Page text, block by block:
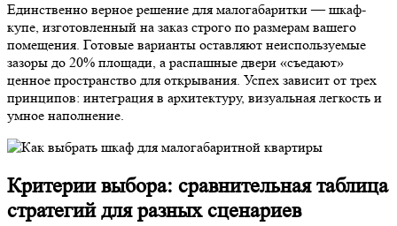
Единственно верное решение для малогабаритки — шкаф-
купе, изготовленный на заказ строго по размерам вашего
помещения. Готовые варианты оставляют неиспользуемые
зазоры до 20% площади, а распашные двери «съедают»
ценное пространство для открывания. Успех зависит от трех
принципов: интеграция в архитектуру, визуальная легкость и
умное наполнение.
Критерии выбора: сравнительная таблица
стратегий для разных сценариев